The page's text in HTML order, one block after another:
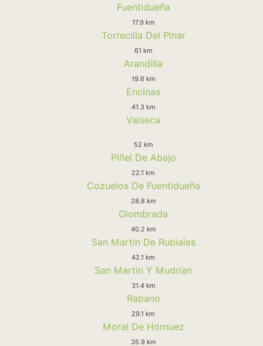
Fuentidueña
17.9 km
Torrecilla Del Pinar
61 km
Arandilla
19.6 km
Encinas
41.3 km
Valseca
52 km
Piñel De Abajo
22.1 km
Cozuelos De Fuentidueña
28.8 km
Olombrada
40.2 km
San Martin De Rubiales
42.1 km
San Martin Y Mudrian
31.4 km
Rabano
29.1 km
Moral De Hornuez
35.9 km